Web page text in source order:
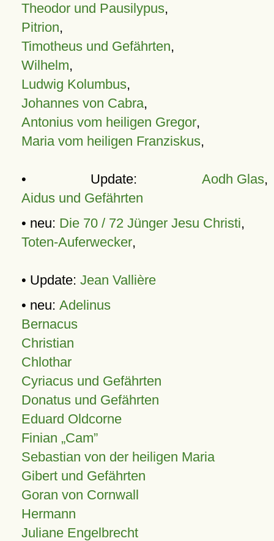
Theodor und Pausilypus,
Pitrion,
Timotheus und Gefährten,
Wilhelm,
Ludwig Kolumbus,
Johannes von Cabra,
Antonius vom heiligen Gregor,
Maria vom heiligen Franziskus,
• Update: Aodh Glas,
Aidus und Gefährten
• neu: Die 70 / 72 Jünger Jesu Christi,
Toten-Auferwecker,
• Update: Jean Vallière
• neu: Adelinus
Bernacus
Christian
Chlothar
Cyriacus und Gefährten
Donatus und Gefährten
Eduard Oldcorne
Finian Cam
Sebastian von der heiligen Maria
Gibert und Gefährten
Goran von Cornwall
Hermann
Juliane Engelbrecht